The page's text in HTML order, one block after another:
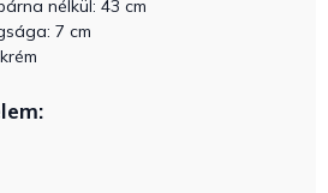
nélkül: 43 cm
7 cm